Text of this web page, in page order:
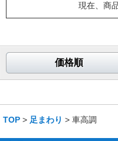
現在、商
価格順
TOP > 足まわり > 車高調